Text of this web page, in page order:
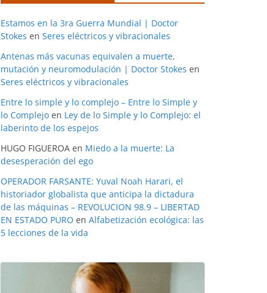
Estamos en la 3ra Guerra Mundial | Doctor
Stokes en Seres eléctricos y vibracionales
Antenas más vacunas equivalen a muerte,
mutación y neuromodulación | Doctor Stokes en
Seres eléctricos y vibracionales
Entre lo simple y lo complejo – Entre lo Simple y
lo Complejo en Ley de lo Simple y lo Complejo: el
laberinto de los espejos
HUGO FIGUEROA en Miedo a la muerte: La
desesperación del ego
OPERADOR FARSANTE: Yuval Noah Harari, el
historiador globalista que anticipa la dictadura
de las máquinas – REVOLUCION 98.9 – LIBERTAD
EN ESTADO PURO en Alfabetización ecológica: las
5 lecciones de la vida